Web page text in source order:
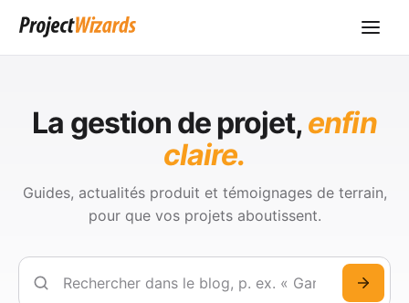
La gestion de projet,enfin
claire.
Guides, actualités produit et témoignages de terrain,
pour que vos projets aboutissent.
Rechercher